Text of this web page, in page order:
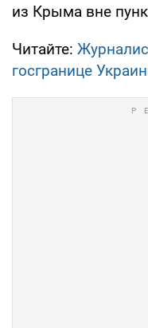
из Крыма вне
Читайте:
госгранице